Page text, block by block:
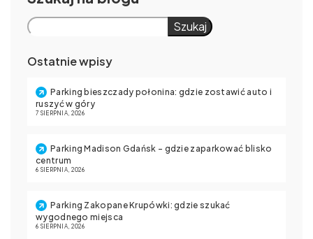
Szukaj
Ostatnie wpisy
Parking bieszczady połonina: gdzie zostawić auto i
ruszyć w góry
7 SIERPNIA, 2026
Parking Madison Gdańsk – gdzie zaparkować blisko
centrum
6 SIERPNIA, 2026
Parking Zakopane Krupówki: gdzie szukać
wygodnego miejsca
6 SIERPNIA, 2026